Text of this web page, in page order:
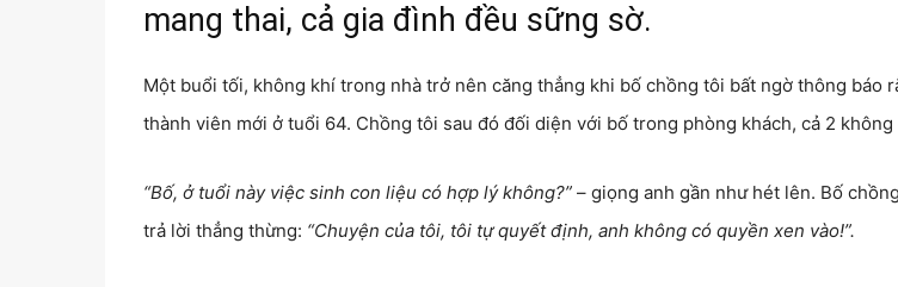
mang thai, cả gia đình đều sững sờ.
Một buổi tối, không khí trong nhà trở nên căng thẳng khi bố chồng tôi bất ngờ thông báo
thành viên mới ở tuổi 64. Chồng tôi sau đó đối diện với bố trong phòng khách, cả 2
“Bố, ở tuổi này việc sinh con liệu có hợp lý không?”– giọng anh gần như hét lên. Bố
trả lời thẳng thừng: “Chuyện của tôi, tôi tự quyết định, anh không có quyền xen vào!”.